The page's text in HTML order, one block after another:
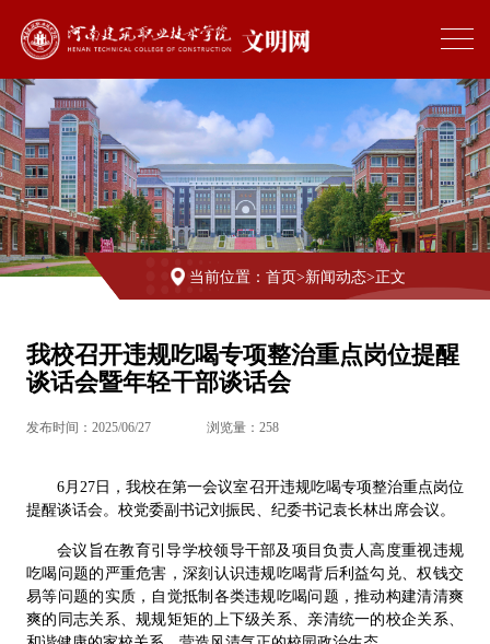
当前位置： 首页>新闻动态>正文
我校召开违规吃喝专项整治重点岗位提醒
谈话会暨年轻干部谈话会
发布时间：2025/06/27 浏览量：258
6月27日，我校在第一会议室召开违规吃喝专项整治重点岗位
提醒谈话会。校党委副书记刘振民、纪委书记袁长林出席会议。
会议旨在教育引导学校领导干部及项目负责人高度重视违规
吃喝问题的严重危害，深刻认识违规吃喝背后利益勾兑、权钱交
易等问题的实质，自觉抵制各类违规吃喝问题，推动构建清清爽
爽的同志关系、规规矩矩的上下级关系、亲清统一的校企关系、